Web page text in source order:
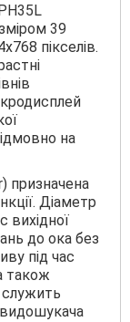
39
пікселів.
на
призначена
Діаметр
вихідної
до ока без
під час
також
служить